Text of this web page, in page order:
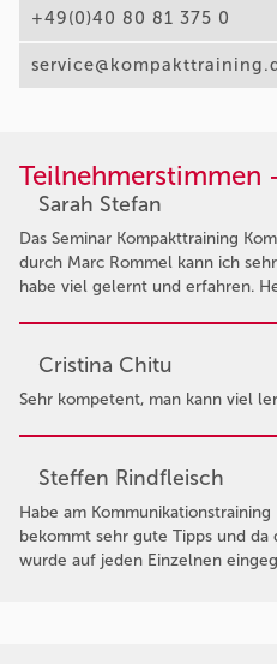
+49(0)40 80 81 375 0
Teilnehmerstimmen
Sarah Stefan
Das Seminar Kompakttraining
durch Marc Rommel kann ich
habe viel gelernt und erfahren.
Cristina Chitu
Sehr kompetent, man kann viel
Steffen Rindfleisch
Habe am
bekommt sehr gute Tipps und
wurde auf jeden Einzelnen